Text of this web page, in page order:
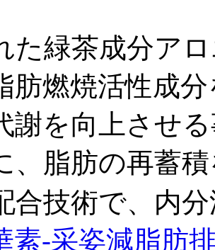
た緑茶成分ア
肪燃焼活性成
謝を向上させ
、脂肪の再蓄
合技術で、内
素-采姿減脂肪